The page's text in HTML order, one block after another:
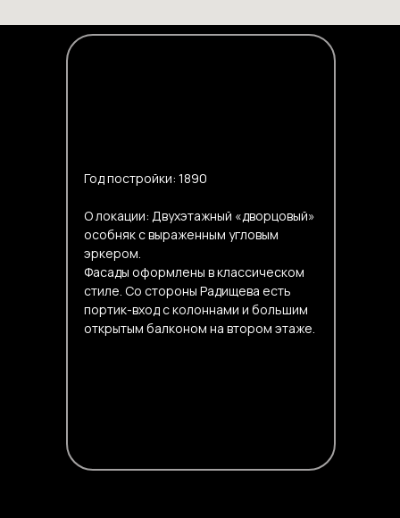
Год постройки: 1890
О локации: Двухэтажный «дворцовый»
особняк с выраженным угловым
эркером.
Фасады оформлены в классическом
стиле. Со стороны Радищева есть
портик-вход с колоннами и большим
открытым балконом на втором этаже.